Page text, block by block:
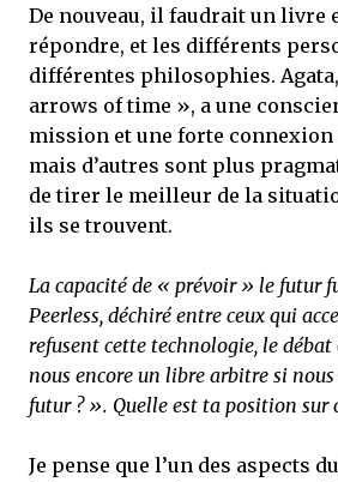
De nouveau, il faudrait un livre
répondre, et les différents
différentes philosophies.
arrows of time », a une
mission et une forte connexion
mais d’autres sont plus
de tirer le meilleur de la
ils se trouvent.
La capacité de « prévoir » le futur
Peerless, déchiré entre ceux qui
refusent cette technologie, le
nous encore un libre arbitre si
futur ? ». Quelle est ta position sur
Je pense que l’un des aspects